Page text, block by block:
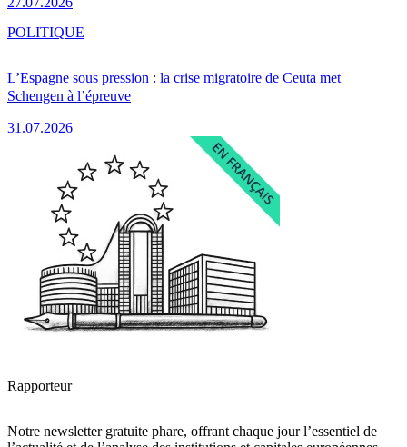
L’Espagne sous pression : la crise migratoire de Ceuta met
Schengen à l’épreuve
31.07.2026
POLITIQUE
Rapporteur
Notre newsletter gratuite phare, offrant chaque jour l’essentiel de